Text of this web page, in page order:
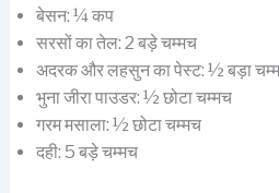
बेसन: ¼ कप
सरसों का तेल: 2 बड़े चम्मच
अदरक और लहसुन का पेस्ट: ½ बड़ा
भुना जीरा पाउडर: ½ छोटा चम्मच
गरम मसाला: ½ छोटा चम्मच
दही: 5 बड़े चम्मच